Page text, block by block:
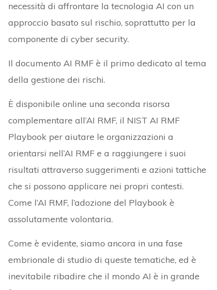
necessità di affrontare la tecnologia AI con un
approccio basato sul rischio, soprattutto per la
componente di cyber security.
Il documento AI RMF è il primo dedicato al tema
della gestione dei rischi.
È disponibile online una seconda risorsa
complementare all’AI RMF, il NIST AI RMF
Playbook per aiutare le organizzazioni a
orientarsi nell’AI RMF e a raggiungere i suoi
risultati attraverso suggerimenti e azioni tattiche
che si possono applicare nei propri contesti.
Come l’AI RMF, l’adozione del Playbook è
assolutamente volontaria.
Come è evidente, siamo ancora in una fase
embrionale di studio di queste tematiche, ed è
inevitabile ribadire che il mondo AI è in grande